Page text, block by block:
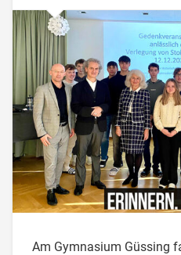
Am Gymnasium Güssing